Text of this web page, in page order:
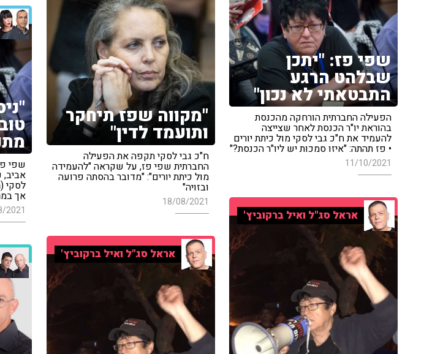
שפי פז: "יתכן
שבלהט הרגע
התבטאתי לא נכון"
הפעילה החברתית הורחקה מהכנסת
בהוראת יו"ר הכנסת לאחר שצייצה
להעמיד את ח"כ גבי לסקי מול כיתת יורים
• פז תהתה: "איזו סמכות יש ליו"ר הכנסת?"
11/10/2021
"מקווה שפז תיחקר
ותועמד לדין"
ח"כ גבי לסקי תקפה את הפעילה
החברתית שפי פז, על שקראה "להעמידה
מול כיתת יורים": "מדובר בהסתה פרועה
ובזויה"
18/08/2021
שפי
אביב,
לסקי
אך
2021 אראל סג"ל ואיל ברקוביץ'
אראל סג"ל ואיל ברקוביץ'